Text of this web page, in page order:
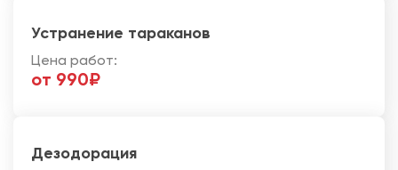
Устранение тараканов
Цена работ:
от 990₽
Дезодорация